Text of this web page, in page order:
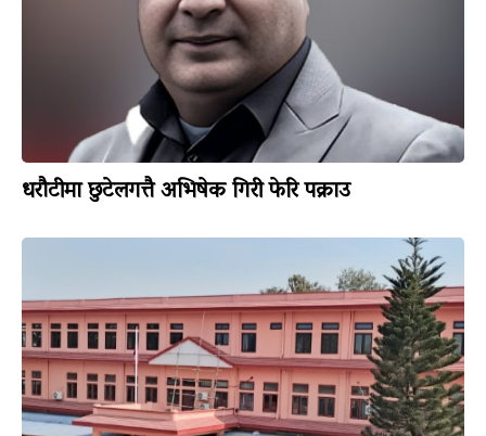
धरौटीमा छुटेलगत्तै अभिषेक गिरी फेरि पक्राउ